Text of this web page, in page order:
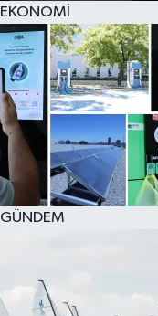
EKONOMİ
GÜNDEM
SPOR
KÜLTÜR SANAT
FRAGMANLAR